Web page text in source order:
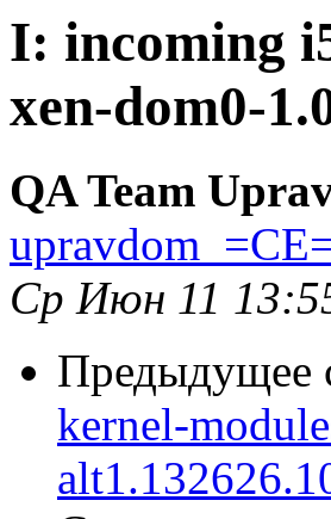
I: incoming
xen-dom0-
QA Team
Ср Июн 11
Предыдущее
kernel-